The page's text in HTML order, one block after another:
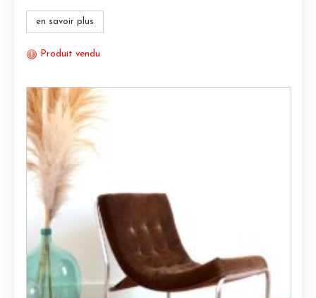
en savoir plus
Produit vendu